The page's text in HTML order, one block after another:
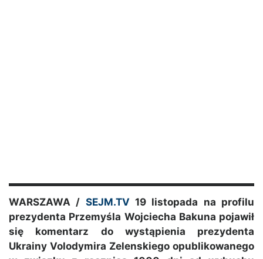
WARSZAWA / SEJM.TV 19 listopada na profilu
prezydenta Przemyśla Wojciecha Bakuna pojawił
się komentarz do wystąpienia prezydenta
Ukrainy Volodymira Zelenskiego opublikowanego